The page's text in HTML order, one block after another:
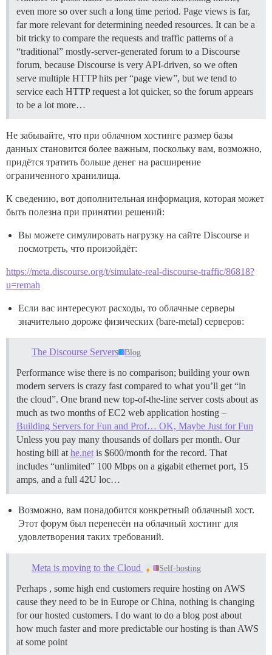
even more so over such a long time period. Page views is far,
far more relevant for determining needed resources. It can be a
bit tricky to compare the requests and traffic patterns of a
“traditional” mostly-server-generated forum to a Discourse
forum, because Discourse is very API-driven, so we often
serve multiple HTTP hits per “page view”, but we tend to
service each HTTP request a lot quicker, so the forum appears
to be a lot more…
Не забывайте, что при облачном хостинге размер базы
данных становится более важным, поскольку вам, возможно,
придётся тратить больше денег на расширение
ограниченного хранилища.
К сведению, вот дополнительная информация, которая может
быть полезна при принятии решений:
Вы можете симулировать нагрузку на сайте Discourse и
посмотреть, что произойдёт:
https://meta.discourse.org/t/simulate-real-discourse-traffic/86818?
u=remah
Если вас интересуют расходы, то облачные серверы
значительно дороже физических (bare-metal) серверов:
The Discourse Servers Blog
Performance wise there is no comparison; building your own
modern servers is crazy fast compared to what you’ll get “in
the cloud”. One brand new top-of-the-line server costs about as
much as two months of EC2 web application hosting –
Building Servers for Fun and Prof… OK, Maybe Just for Fun
Unless you pay many thousands of dollars per month. Our
hosting bill at he.net is $600/month for the record. That
includes “unlimited” 100 Mbps on a gigabit ethernet port, 15
amps, and a full 42U loc…
Возможно, вам понадобится конкретный облачный хост.
Этот форум был перенесён на облачный хостинг для
удовлетворения таких требований.
Meta is moving to the Cloud Self-hosting
Perhaps , some high end customers require hosting on AWS
cause they need to be in Europe or China, nothing is changing
for our hosted customers. I do want to do a blog post about
how much faster and more predictable our hosting is than AWS
at some point